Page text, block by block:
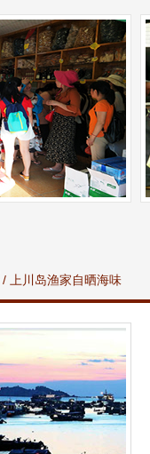
/ 上川岛渔家自晒海味